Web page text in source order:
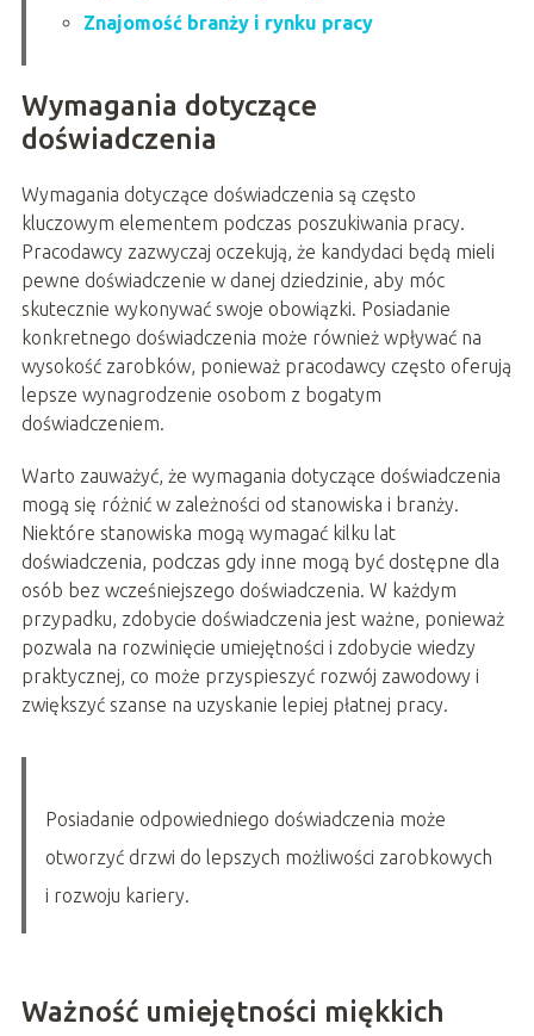
Znajomość branży i rynku pracy
Wymagania dotyczące
doświadczenia
Wymagania dotyczące doświadczenia są często
kluczowym elementem podczas poszukiwania pracy.
Pracodawcy zazwyczaj oczekują, że kandydaci będą mieli
pewne doświadczenie w danej dziedzinie, aby móc
skutecznie wykonywać swoje obowiązki. Posiadanie
konkretnego doświadczenia może również wpływać na
wysokość zarobków, ponieważ pracodawcy często oferują
lepsze wynagrodzenie osobom z bogatym
doświadczeniem.
Warto zauważyć, że wymagania dotyczące doświadczenia
mogą się różnić w zależności od stanowiska i branży.
Niektóre stanowiska mogą wymagać kilku lat
doświadczenia, podczas gdy inne mogą być dostępne dla
osób bez wcześniejszego doświadczenia. W każdym
przypadku, zdobycie doświadczenia jest ważne, ponieważ
pozwala na rozwinięcie umiejętności i zdobycie wiedzy
praktycznej, co może przyspieszyć rozwój zawodowy i
zwiększyć szanse na uzyskanie lepiej płatnej pracy.
Posiadanie odpowiedniego doświadczenia może
otworzyć drzwi do lepszych możliwości zarobkowych
i rozwoju kariery.
Ważność umiejętności miękkich